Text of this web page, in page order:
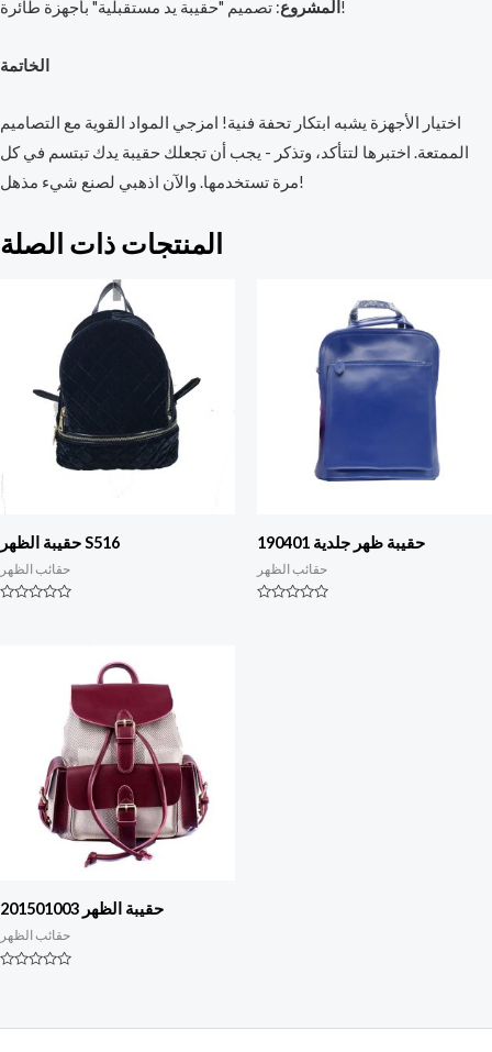
المشروع : تصميم "حقيبة يد مستقبلية" بأجهزة طائرة!
الخاتمة
اختيار الأجهزة يشبه ابتكار تحفة فنية! امزجي المواد القوية مع التصاميم
الممتعة. اختبرها لتتأكد، وتذكر - يجب أن تجعلك حقيبة يدك تبتسم في كل
مرة تستخدمها. والآن اذهبي لصنع شيء مذهل!
المنتجات ذات الصلة
حقيبة الظهر S516
حقائب الظهر
حقيبة ظهر جلدية 190401
حقائب الظهر
حقيبة الظهر 201501003
حقائب الظهر
5